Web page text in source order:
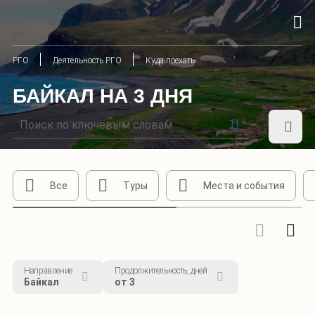
РГО Деятельность РГО Куда поехать
БАЙКАЛ НА 3 ДНЯ
Все Туры Места и события
Направление
Байкал
Продолжительность, дней
от 3